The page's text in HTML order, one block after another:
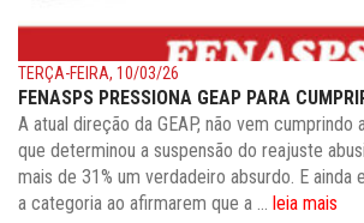
TERÇA-FEIRA, 10/03/26
FENASPS PRESSIONA GEAP PARA
A atual direção da GEAP, não vem cumprindo
que determinou a suspensão do reajuste
mais de 31% um verdadeiro absurdo. E ainda
a categoria ao afirmarem que a ... leia mais